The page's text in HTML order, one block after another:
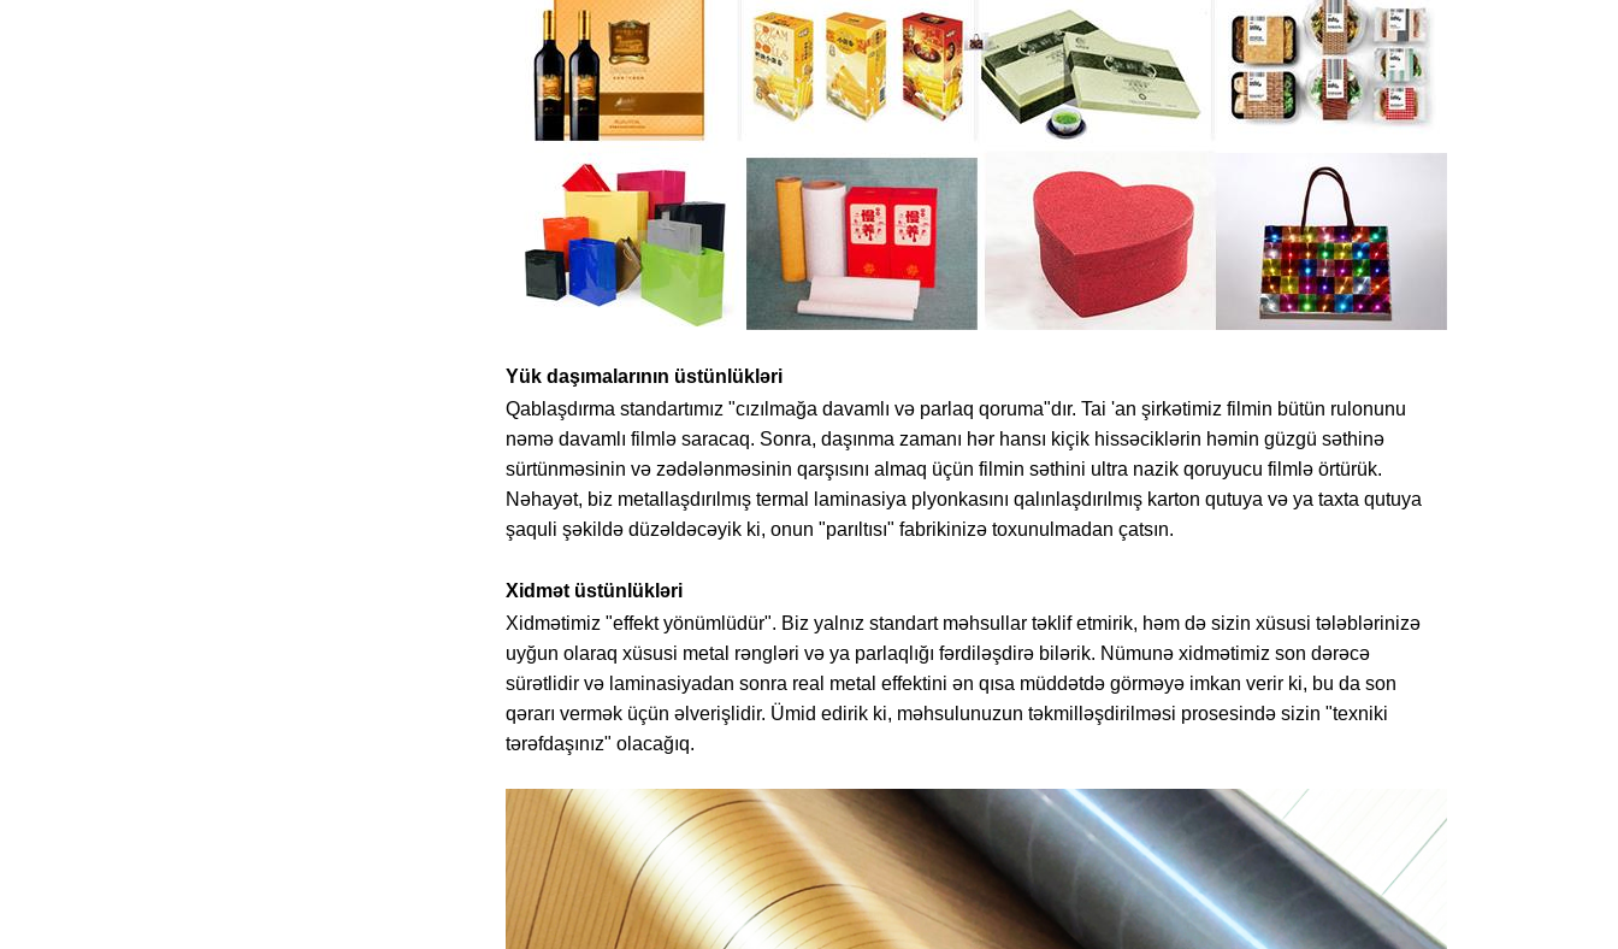
Yük daşımalarının üstünlükləri
Qablaşdırma standartımız "cızılmağa davamlı və parlaq qoruma"dır. Tai 'an şirkətimiz filmin bütün rulonunu
nəmə davamlı filmlə saracaq. Sonra, daşınma zamanı hər hansı kiçik hissəciklərin həmin güzgü səthinə
sürtünməsinin və zədələnməsinin qarşısını almaq üçün filmin səthini ultra nazik qoruyucu filmlə örtürük.
Nəhayət, biz metallaşdırılmış termal laminasiya plyonkasını qalınlaşdırılmış karton qutuya və ya taxta qutuya
şaquli şəkildə düzəldəcəyik ki, onun "parıltısı" fabrikinizə toxunulmadan çatsın.
Xidmət üstünlükləri
Xidmətimiz "effekt yönümlüdür". Biz yalnız standart məhsullar təklif etmirik, həm də sizin xüsusi tələblərinizə
uyğun olaraq xüsusi metal rəngləri və ya parlaqlığı fərdiləşdirə bilərik. Nümunə xidmətimiz son dərəcə
sürətlidir və laminasiyadan sonra real metal effektini ən qısa müddətdə görməyə imkan verir ki, bu da son
qərarı vermək üçün əlverişlidir. Ümid edirik ki, məhsulunuzun təkmilləşdirilməsi prosesində sizin "texniki
tərəfdaşınız" olacağıq.